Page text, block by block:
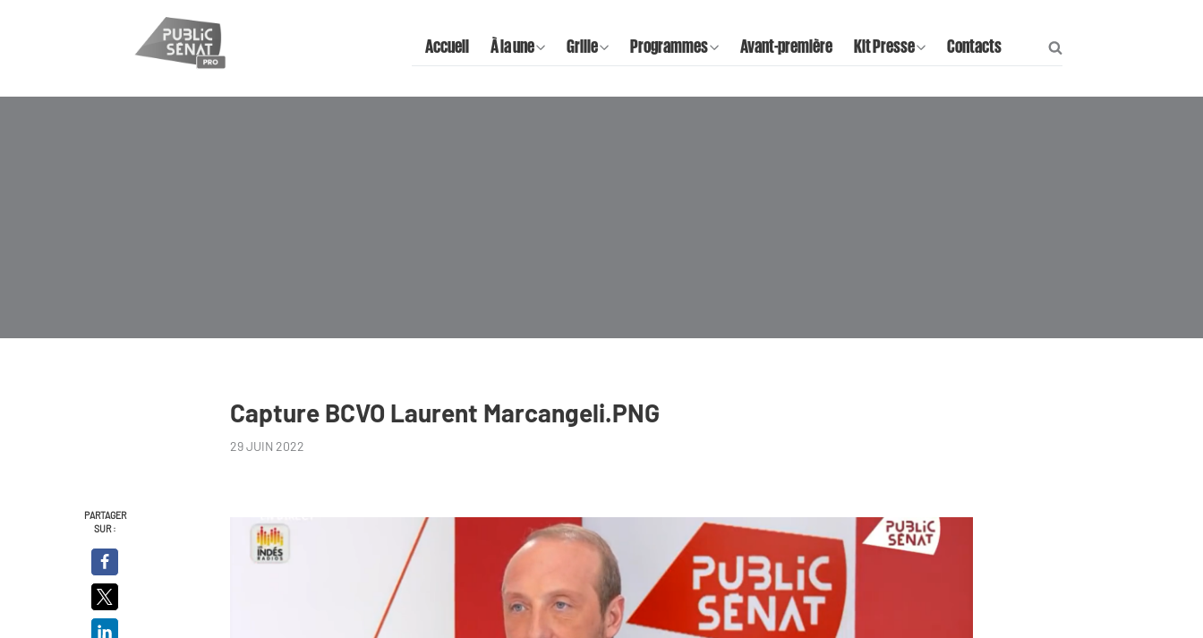
Accueil À la une Grille Programmes Avant-première Kit Presse Contacts
Capture BCVO Laurent Marcangeli.PNG
29 JUIN 2022
PARTAGER
SUR :